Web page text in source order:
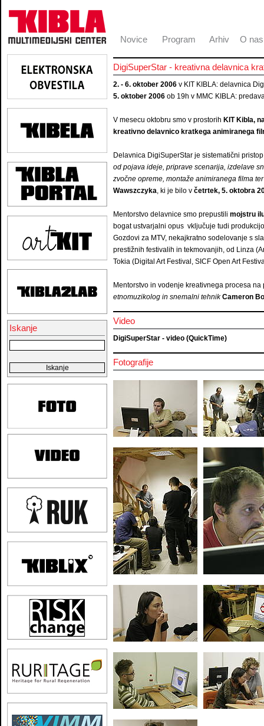
Novice Program Arhiv O nas
Iskanje
DigiSuperStar - kreativna delavnica
2. - 6. oktober 2006 v KIT KIBLA: delavnica
5. oktober 2006 ob 19h v MMC KIBLA:
V mesecu oktobru smo v prostorih KIT Kibla,
kreativno delavnico kratkega animiranega
Delavnica DigiSuperStar je sistematični
od pojava ideje, priprave scenarija, izdelave
zvočne opreme, montaže animiranega filma
Wawszczyka, ki je bilo v četrtek, 5. oktobra
Mentorstvo delavnice smo prepustili mojstru
bogat ustvarjalni opus vključuje tudi
Gozdovi za MTV, nekajkratno sodelovanje s
prestižnih festivalih in tekmovanjih, od Linza
Tokia (Digital Art Festival, SICF Open Art
Mentorstvo in vodenje kreativnega procesa
etnomuzikolog in snemalni tehnik Cameron
Video
DigiSuperStar - video (QuickTime)
Fotografije